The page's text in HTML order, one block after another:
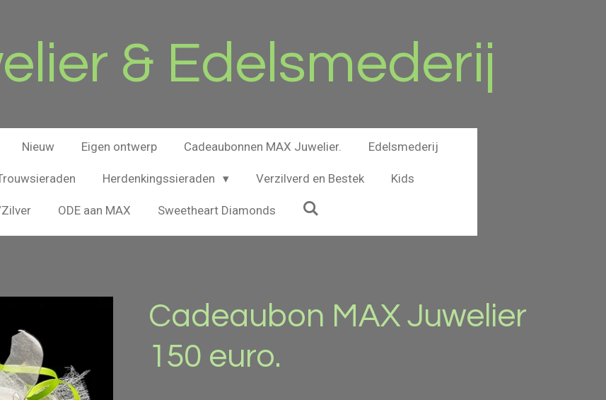
& Edelsmederij
Nieuw Eigen ontwerp Cadeaubonnen MAX Juwelier. Edelsmederij
Herdenkingssieraden Verzilverd en Bestek Kids
ODE aan MAX Sweetheart Diamonds
Cadeaubon MAX Juwelier
150 euro.